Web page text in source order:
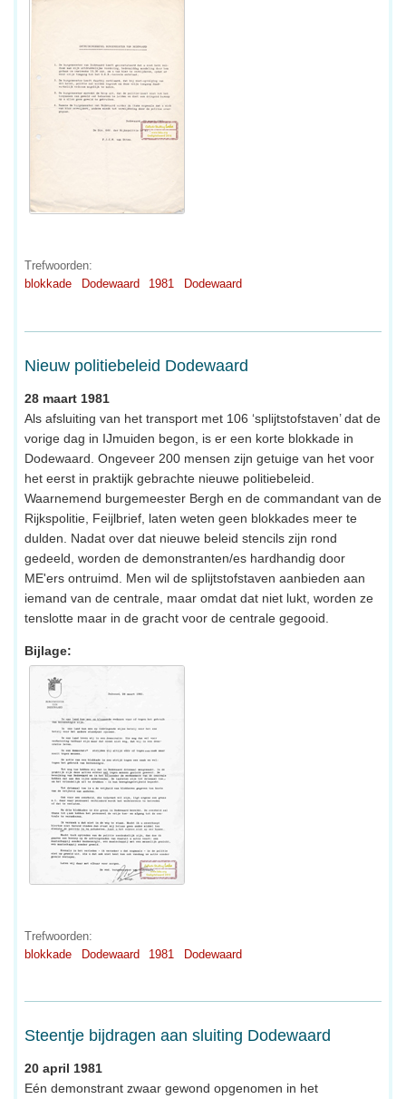
Trefwoorden:
blokkade
Dodewaard 1981 Dodewaard
Nieuw politiebeleid Dodewaard
28 maart 1981
Als afsluiting van het transport met 106 ‘splijtstofstaven’ dat de
vorige dag in IJmuiden begon, is er een korte blokkade in
Dodewaard. Ongeveer 200 mensen zijn getuige van het voor
het eerst in praktijk gebrachte nieuwe politiebeleid.
Waarnemend burgemeester Bergh en de commandant van de
Rijkspolitie, Feijlbrief, laten weten geen blokkades meer te
dulden. Nadat over dat nieuwe beleid stencils zijn rond
gedeeld, worden de demonstranten/es hardhandig door
ME'ers ontruimd. Men wil de splijtstofstaven aanbieden aan
iemand van de centrale, maar omdat dat niet lukt, worden ze
tenslotte maar in de gracht voor de centrale gegooid.
Bijlage:
Trefwoorden:
blokkade
Dodewaard 1981 Dodewaard
Steentje bijdragen aan sluiting Dodewaard
20 april 1981
Eén demonstrant zwaar gewond opgenomen in het